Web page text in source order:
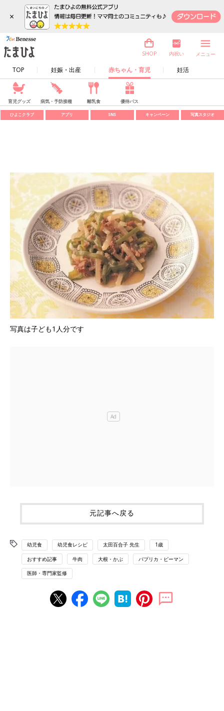
×
TOP 妊娠・出産 赤ちゃん・育児 妊活
SHOP 内祝い メニュー
育児グッズ 病気・予防接種 離乳食 優待パス
ひよこクラブ アプリ SNS キャンペーン 写真スタジオ
写真は子ども1人分です
元記事へ戻る
幼児食 幼児食レシピ 太田百合子 先生 1歳
おすすめ記事 牛肉 大根・かぶ パプリカ・ピーマン
医師・専門家監修